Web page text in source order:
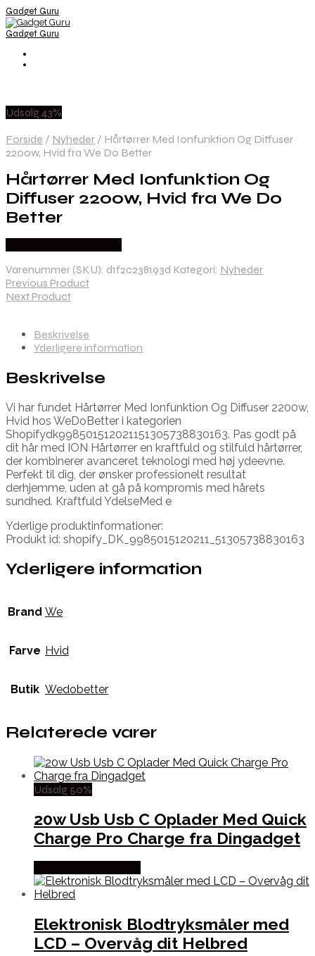
Gadget Guru
Gadget Guru
Udsalg 43%
Forside / Nyheder / Hårtørrer Med Ionfunktion Og Diffuser
2200w, Hvid fra We Do Better
Hårtørrer Med Ionfunktion Og
Diffuser 2200w, Hvid fra We Do
Better
Varenummer (SKU): d1f2c238193d Kategori: Nyheder
Previous Product
Next Product
Beskrivelse
Yderligere information
Beskrivelse
Vi har fundet Hårtørrer Med Ionfunktion Og Diffuser 2200w,
Hvid hos WeDoBetter i kategorien
Shopifydk998501512021151305738830163. Pas godt på
dit hår med ION Hårtørrer en kraftfuld og stilfuld hårtørrer,
der kombinerer avanceret teknologi med høj ydeevne.
Perfekt til dig, der ønsker professionelt resultat
derhjemme, uden at gå på kompromis med hårets
sundhed. Kraftfuld YdelseMed e
Yderlige produktinformationer:
Produkt id: shopify_DK_9985015120211_51305738830163
Yderligere information
Brand We
Farve Hvid
Butik Wedobetter
Relaterede varer
Udsalg 50%
20w Usb Usb C Oplader Med Quick
Charge Pro Charge fra Dingadget
Elektronisk Blodtryksmåler med
LCD – Overvåg dit Helbred